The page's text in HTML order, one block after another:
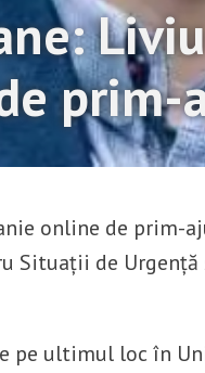
prim-
online de prim-
Situații de Urgență
ultimul loc în